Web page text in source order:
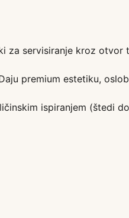
za servisiranje kroz otvor
premium estetiku,
ispiranjem (štedi